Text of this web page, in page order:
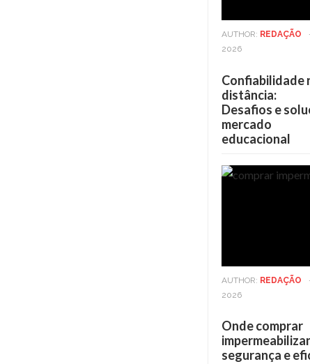
AUTHOR: REDAÇÃO
2026
Confiabilidade
distância:
Desafios e
mercado
educacional
AUTHOR: REDAÇÃO
2026
Onde comprar
segurança e